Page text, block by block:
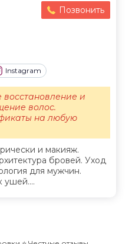
Позвонить
Instagram
и макияж.
бровей. Уход
для мужчин.
ушей....
восстановление и
волос.
на любую